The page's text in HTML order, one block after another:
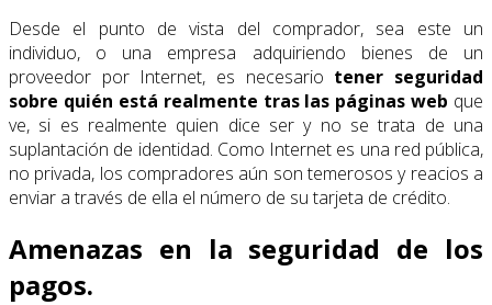
Desde el punto de vista del comprador, sea este un
individuo, o una empresa adquiriendo bienes de un
proveedor por Internet, es necesario tener seguridad
sobre quién está realmente tras las páginas web que
ve, si es realmente quien dice ser y no se trata de una
suplantación de identidad. Como Internet es una red pública,
no privada, los compradores aún son temerosos y reacios a
enviar a través de ella el número de su tarjeta de crédito.
Amenazas en la seguridad de los
pagos.